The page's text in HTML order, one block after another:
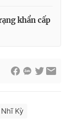
khẩn cấp
Kỳ